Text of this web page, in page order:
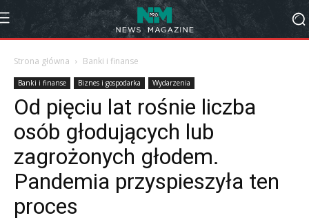
Strona główna Banki i finanse
Banki i finanse Biznes i gospodarka Wydarzenia
Od pięciu lat rośnie liczba
osób głodujących lub
zagrożonych głodem.
Pandemia przyspieszyła ten
proces